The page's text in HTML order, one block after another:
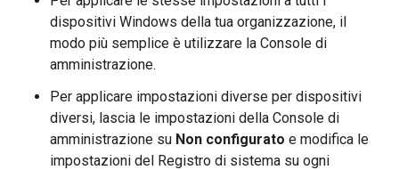
dispositivi Windows della tua organizzazione, il
modo più semplice è utilizzare la Console di
amministrazione.
Per applicare impostazioni diverse per dispositivi
diversi, lascia le impostazioni della Console di
amministrazione su Non configurato e modifica le
impostazioni del Registro di sistema su ogni